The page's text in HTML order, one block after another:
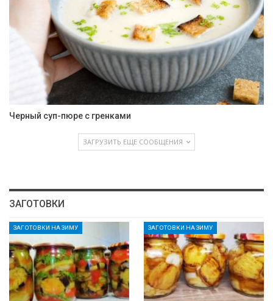
Черный суп-пюре с гренками
ЗАГРУЗИТЬ ЕЩЕ СООБЩЕНИЯ
ЗАГОТОВКИ
ЗАГОТОВКИ НА ЗИМУ ЗАГОТОВКИ НА ЗИМУ